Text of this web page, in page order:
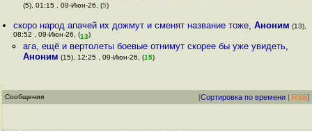
(5), 01:15 , 09-Июн-26, (5)
скоро народ апачей их дожмут и сменят название тоже,Аноним (13),
08:52 , 09-Июн-26, (13)
ага, ещё и вертолеты боевые отнимут скорее бы уже увидеть,
Аноним (15), 12:25 , 09-Июн-26, (15)
Сообщения [Сортировка по времени | RSS]